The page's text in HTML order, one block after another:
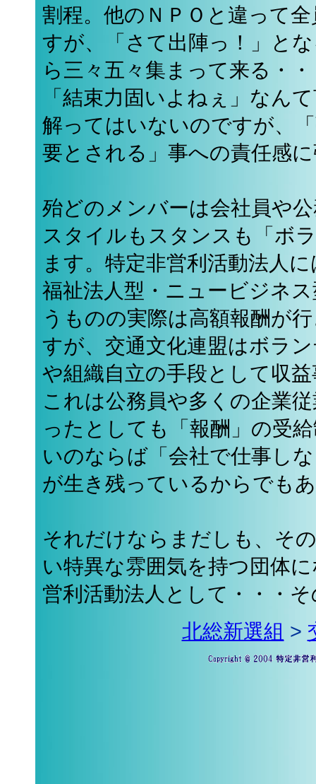
割程。他のＮＰＯと違って
すが、「さて出陣っ！」と
ら三々五々集まって来る・
「結束力固いよねぇ」なん
解ってはいないのですが、
要とされる」事への責任感
殆どのメンバーは会社員や
スタイルもスタンスも「ボ
ます。特定非営利活動法人
福祉法人型・ニュービジネ
うものの実際は高額報酬が
すが、交通文化連盟はボラ
や組織自立の手段として収
これは公務員や多くの企業
ったとしても「報酬」の受
いのならば「会社で仕事し
が生き残っているからでも
それだけならまだしも、そ
い特異な雰囲気を持つ団体
営利活動法人として・・・
北総新選組 >